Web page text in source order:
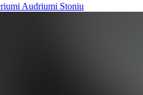
Audriumi Stoniu